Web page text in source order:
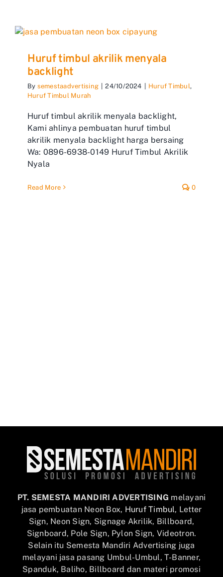
Huruf timbul akrilik menyala
backlight
By semestaadvertising 24/10/2024 Huruf Timbul,
Huruf Timbul Murah
Huruf timbul akrilik menyala backlight,
Kami ahlinya pembuatan huruf timbul
akrilik menyala backlight harga bersaing
Wa: 0896-6938-0149 Huruf Timbul Akrilik
Nyala
Read More 0
PT. SEMESTA MANDIRI ADVERTISING melayani
jasa pembuatan Neon Box, Huruf Timbul, Letter
Sign, Neon Sign, Signage Akrilik, Billboard,
Signboard, Pole Sign, Pylon Sign, Videotron.
Selain itu Semesta Mandiri Advertising juga
melayani jasa pasang Umbul-Umbul, T-Banner,
Spanduk, Baliho, Billboard dan materi promosi